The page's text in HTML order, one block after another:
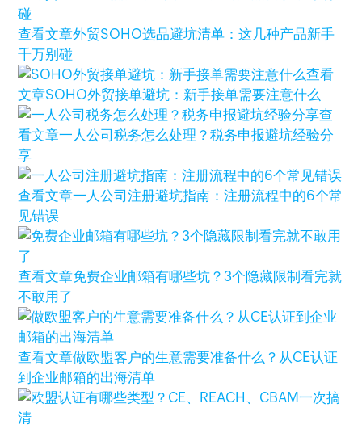
查看文章外贸SOHO选品避坑清单：这几种产品新手
千万别碰
查看
文章SOHO外贸接单避坑：新手接单需要注意什么
查
看文章一人公司税务怎么处理？税务申报避坑经验分
享
查看文章一人公司注册避坑指南：注册流程中的6个常
见错误
查看文章免费企业邮箱有哪些坑？3个隐藏限制看完就
不敢用了
查看文章做欧盟客户的生意需要准备什么？从CE认证
到企业邮箱的出海清单